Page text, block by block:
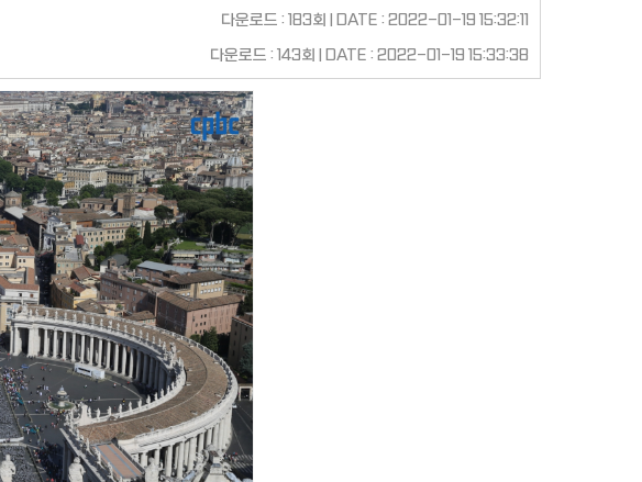
다운로드 : 183회 | DATE : 2022-01-19 15:32:11
다운로드 : 143회 | DATE : 2022-01-19 15:33:38